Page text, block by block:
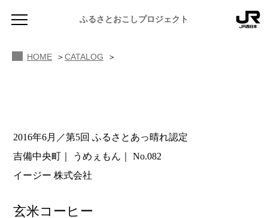
ふるさとおこしプロジェクト
お知らせ
HOME CATALOG
2016年6月／第5回 ふるさとあっ晴れ認定
吉備中央町
うめぇもん
No.082
イージー 株式会社
玄米コーヒー